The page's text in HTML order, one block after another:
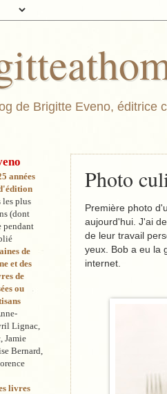
de Brigitte Eveno, éditrice
Photo
Première photo
aujourd'hui. J'ai
de leur travail
yeux. Bob a eu la
internet.
années
les plus
(dont
pendant
de
et des
de
ou
Lignac,
Jamie
Bernard,
livres